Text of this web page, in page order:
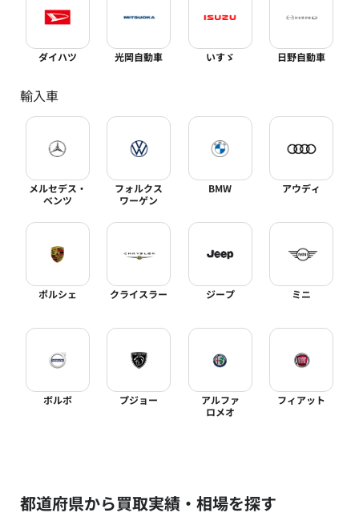
ダイハツ 光岡自動車 いすゞ 日野自動車
輸入車
メルセデス・
ベンツ
フォルクス
ワーゲン
BMW アウディ
ポルシェ クライスラー ジープ ミニ
ボルボ プジョー
アルファ
ロメオ
フィアット
都道府県から買取実績・相場を探す